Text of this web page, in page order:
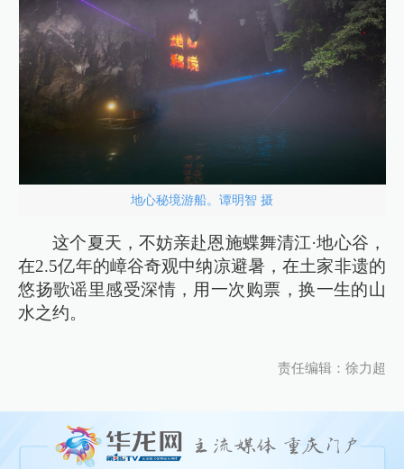
地心秘境游船。谭明智 摄
这个夏天，不妨亲赴恩施蝶舞清江·地心谷，
在2.5亿年的嶂谷奇观中纳凉避暑，在土家非遗的
悠扬歌谣里感受深情，用一次购票，换一生的山
水之约。
责任编辑：徐力超